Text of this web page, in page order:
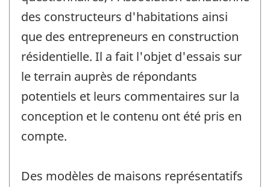
des constructeurs d'habitations ainsi
que des entrepreneurs en construction
résidentielle. Il a fait l'objet d'essais sur
le terrain auprès de répondants
potentiels et leurs commentaires sur la
conception et le contenu ont été pris en
compte.
Des modèles de maisons représentatifs